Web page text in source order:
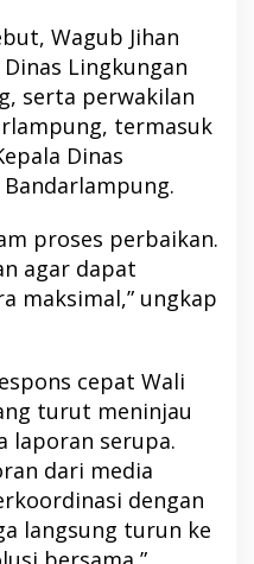
Wagub Jihan
Lingkungan
serta perwakilan
termasuk
Dinas
proses perbaikan.
agar dapat
maksimal,” ungkap
cepat Wali
turut meninjau
laporan serupa.
dari media
dengan
langsung turun ke